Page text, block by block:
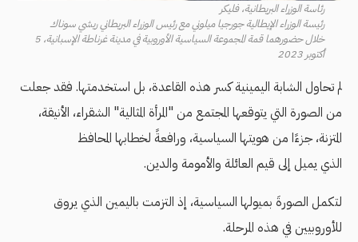
رئاسة الوزراء البريطانية، فليكر
رئيسة الوزراء الإيطالية جورجيا ميلوني مع رئيس الوزراء البريطاني ريشي سوناك
خلال حضورهما قمة المجموعة السياسية الأوروبية في مدينة غرناطة الإسبانية، 5
أكتوبر 2023
لم تحاول الشابة اليمينية كسر هذه القاعدة، بل استخدمتها. فقد جعلت
من الصورة التي يتوقعها المجتمع من "المرأة المثالية" الشقراء، الأنيقة،
المتزنة، جزءًا من هويتها السياسية، ورافعةً لخطابها المحافظ
الذي يميل إلى قيم العائلة والأمومة والدين.
لتكمل الصورةَ بميولها السياسية، إذ التزمت باليمين الذي يروق
للأوروبيين في هذه المرحلة.